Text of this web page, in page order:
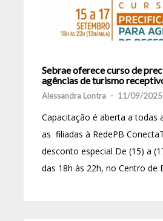
Sebrae oferece curso de
agências de turismo
Alessandra Lontra - 11/09/2025
Capacitação é aberta a todas
as filiadas à RedePB
desconto especial De (15) a
das 18h às 22h, no Centro de